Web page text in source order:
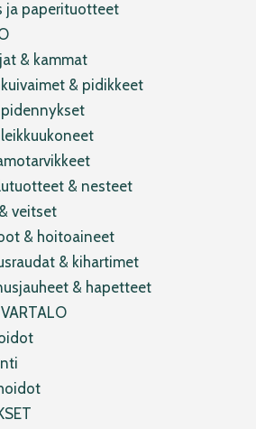
ja paperituotteet
& kammat
& pidikkeet
& nesteet
veitset
& hoitoaineet
& kihartimet
& hapetteet